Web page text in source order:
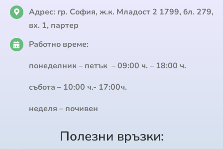
Адрес: гр. София, ж.к. Младост 2 1799, бл. 279,
вх. 1, партер
Работно време:
понеделник – петък – 09:00 ч. – 18:00 ч.
събота – 10:00 ч.- 17:00ч.
неделя – почивен
Полезни връзки: